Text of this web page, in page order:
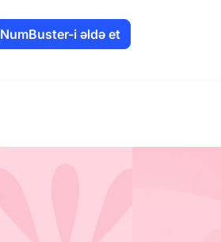
NumBuster-i əldə et